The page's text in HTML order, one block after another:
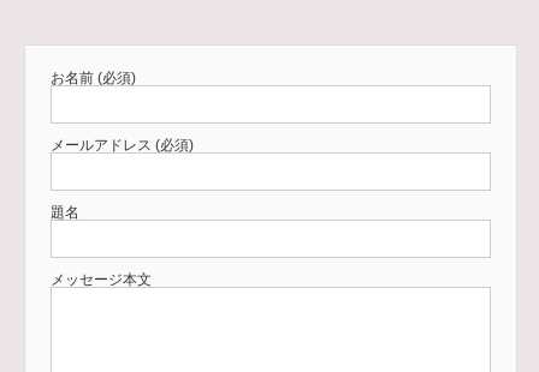
お名前 (必須)
メールアドレス (必須)
題名
メッセージ本文